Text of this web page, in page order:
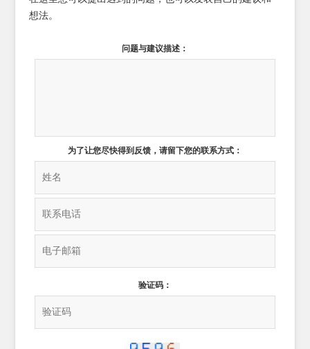
想法。
问题与建议描述：
为了让您尽快得到反馈，请留下您的联系方式：
验证码：